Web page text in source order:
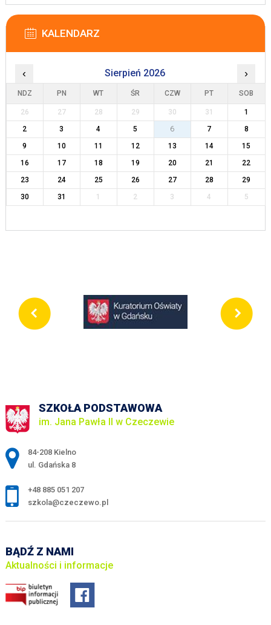
KALENDARZ
‹ Sierpień 2026 ›
NDZ PN WT ŚR CZW PT SOB
26 27 28 29 30 31
1
2
3 4 5 6 7
8
9
10 11 12 13 14
15
16
17 18 19 20 21
22
23
24 25 26 27 28
29
30
31 1 2 3 4 5
SZKOŁA PODSTAWOWA
im. Jana Pawła II w Czeczewie
Adres pocztowy:
84-208 Kielno
ul. Gdańska 8
+48 885 051 207
szkola@czeczewo.pl
BĄDŹ Z NAMI
Aktualności i informacje